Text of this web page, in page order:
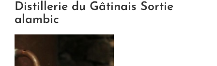
Distillerie du Gâtinais Sortie
alambic